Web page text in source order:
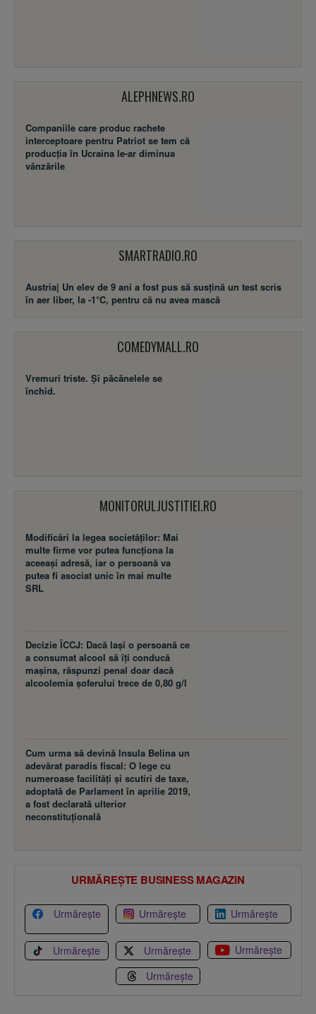
ALEPHNEWS.RO
Companiile care produc rachete
interceptoare pentru Patriot se tem că
producția în Ucraina le-ar diminua
vânzările
SMARTRADIO.RO
Austria| Un elev de 9 ani a fost pus să susţină un test scris
în aer liber, la -1°C, pentru că nu avea mască
COMEDYMALL.RO
Vremuri triste. Şi păcănelele se
închid.
MONITORULJUSTITIEI.RO
Modificări la legea societăţilor: Mai
multe firme vor putea funcţiona la
aceeaşi adresă, iar o persoană va
putea fi asociat unic în mai multe
SRL
Decizie ÎCCJ: Dacă laşi o persoană ce
a consumat alcool să îţi conducă
maşina, răspunzi penal doar dacă
alcoolemia şoferului trece de 0,80 g/l
Cum urma să devină Insula Belina un
adevărat paradis fiscal: O lege cu
numeroase facilităţi şi scutiri de taxe,
adoptată de Parlament în aprilie 2019,
a fost declarată ulterior
neconstituţională
URMĂREȘTE BUSINESS MAGAZIN
Urmărește Urmărește Urmărește
Urmărește Urmărește
Urmărește
Urmărește